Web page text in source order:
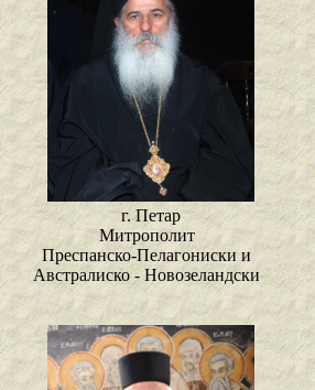
г. Петар
Митрополит
Преспанско-Пелагониски и
Австралиско - Новозеландски